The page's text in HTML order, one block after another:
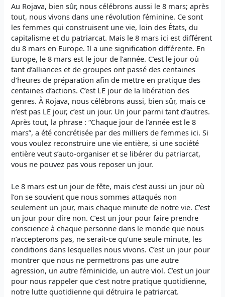
Au Rojava, bien sûr, nous célébrons aussi le 8 mars; après
tout, nous vivons dans une révolution féminine. Ce sont
les femmes qui construisent une vie, loin des États, du
capitalisme et du patriarcat. Mais le 8 mars ici est différent
du 8 mars en Europe. Il a une signification différente. En
Europe, le 8 mars est le jour de l’année. C’est le jour où
tant d’alliances et de groupes ont passé des centaines
d’heures de préparation afin de mettre en pratique des
centaines d’actions. C’est LE jour de la libération des
genres. À Rojava, nous célébrons aussi, bien sûr, mais ce
n’est pas LE jour, c’est un jour. Un jour parmi tant d’autres.
Après tout, la phrase : “Chaque jour de l’année est le 8
mars”, a été concrétisée par des milliers de femmes ici. Si
vous voulez reconstruire une vie entière, si une société
entière veut s’auto-organiser et se libérer du patriarcat,
vous ne pouvez pas vous reposer un jour.
Le 8 mars est un jour de fête, mais c’est aussi un jour où
l’on se souvient que nous sommes attaqués non
seulement un jour, mais chaque minute de notre vie. C’est
un jour pour dire non. C’est un jour pour faire prendre
conscience à chaque personne dans le monde que nous
n’accepterons pas, ne serait-ce qu’une seule minute, les
conditions dans lesquelles nous vivons. C’est un jour pour
montrer que nous ne permettrons pas une autre
agression, un autre féminicide, un autre viol. C’est un jour
pour nous rappeler que c’est notre pratique quotidienne,
notre lutte quotidienne qui détruira le patriarcat.